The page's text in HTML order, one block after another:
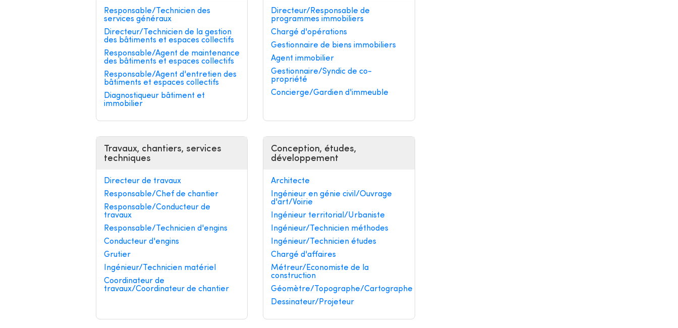
Responsable/Technicien des
services généraux
Directeur/Technicien de la gestion
des bâtiments et espaces collectifs
Responsable/Agent de maintenance
des bâtiments et espaces collectifs
Responsable/Agent d'entretien des
bâtiments et espaces collectifs
Diagnostiqueur bâtiment et
immobilier
Directeur/Responsable de
programmes immobiliers
Chargé d'opérations
Gestionnaire de biens immobiliers
Agent immobilier
Gestionnaire/Syndic de co-
propriété
Concierge/Gardien d'immeuble
Travaux, chantiers, services
techniques
Directeur de travaux
Responsable/Chef de chantier
Responsable/Conducteur de
travaux
Responsable/Technicien d'engins
Conducteur d'engins
Grutier
Ingénieur/Technicien matériel
Coordinateur de
travaux/Coordinateur de chantier
Conception, études,
développement
Architecte
Ingénieur en génie civil/Ouvrage
d'art/Voirie
Ingénieur territorial/Urbaniste
Ingénieur/Technicien méthodes
Ingénieur/Technicien études
Chargé d'affaires
Métreur/Economiste de la
construction
Géomètre/Topographe/Cartographe
Dessinateur/Projeteur